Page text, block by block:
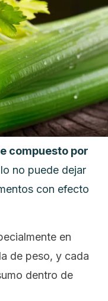
compuesto por
no puede dejar
con efecto
en
de peso, y cada
dentro de